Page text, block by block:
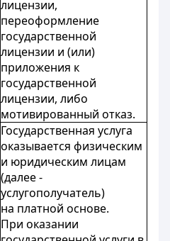
лицензии,
переоформление
государственной
лицензии и (или)
приложения к
государственной
лицензии, либо
мотивированный отказ.
Государственная услуга
оказывается физическим
и юридическим лицам
(далее -
услугополучатель)
на платной основе.
При оказании